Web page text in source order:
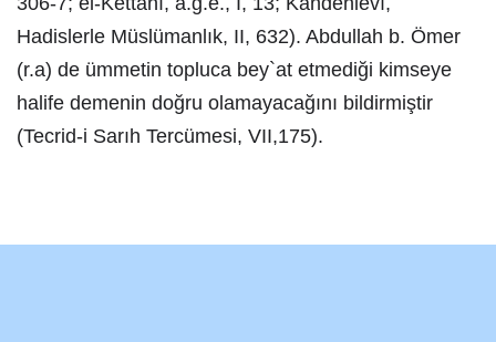
Hadislerle Müslümanlık, II, 632). Abdullah b. Ömer
(r.a) de ümmetin topluca bey`at etmediği kimseye
halife demenin doğru olamayacağını bildirmiştir
(Tecrid-i Sarıh Tercümesi, VII,175).